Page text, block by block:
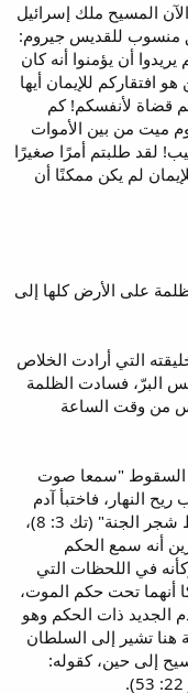
المسيح ملك إسرائيل
منسوب للقديس جيروم:
أن يؤمنوا أنه كان
افتقاركم للإيمان أيها
قضاة لأنفسكم! كم
ميت من بين الأموات
لقد طلبتم أمرًا صغيرًا
لم يكن ممكنًا أن
على الأرض كلها إلى
التي أرادت الخلاص
البرّ، فسادت الظلمة
من وقت الساعة
السقوط "سمعا صوت
النهار، فاختبأ آدم
وامرأته من وجه الرب الإله في وسط شجر الجنة" (تك 3: 8)،
أنه سمع الحكم
في اللحظات التي
أنهما تحت حكم الموت،
الجديد ذات الحكم وهو
هنا تشير إلى السلطان
إلى حين، كقوله: